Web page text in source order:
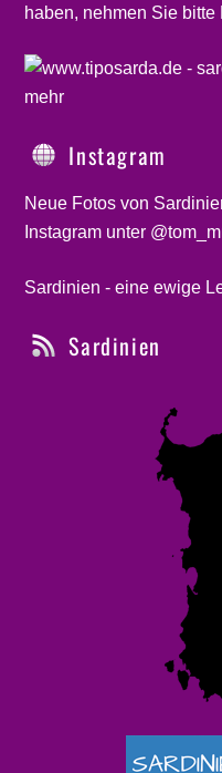
haben, nehmen Sie bitte
Instagram
Neue Fotos von
Instagram unter
Sardinien - eine ewige
Sardinien